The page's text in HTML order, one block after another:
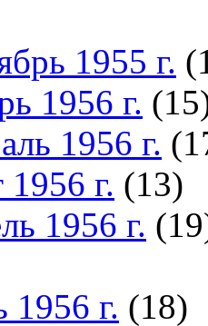
1955 г.
1956 г.
1956 г.
г. (13)
1956 г.
г. (18)